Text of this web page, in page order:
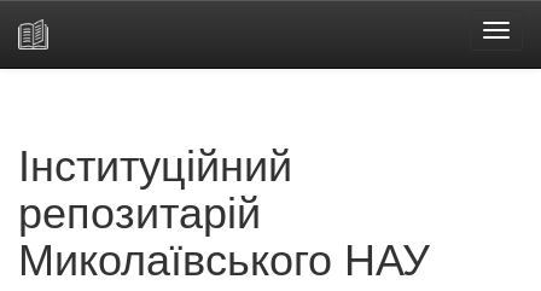
Інституційний
репозитарій
Миколаївського НАУ